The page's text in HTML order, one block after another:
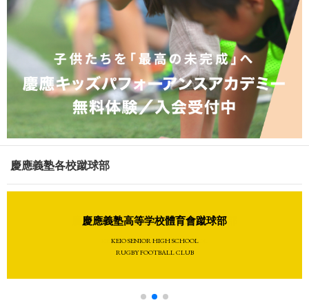
慶應義塾各校蹴球部
慶應義塾志木高等学校體育會蹴球部
KEIO SHIKI SENIOR HIGH SCHOOL
RUGBY FOOTBALL CLUB
慶應義塾體育會蹴球部
KEIO UNIVERSITY
RUGBY FOOTBALL CLUB
慶應義塾高等学校體育會蹴球部
KEIO SENIOR HIGH SCHOOL
RUGBY FOOTBALL CLUB